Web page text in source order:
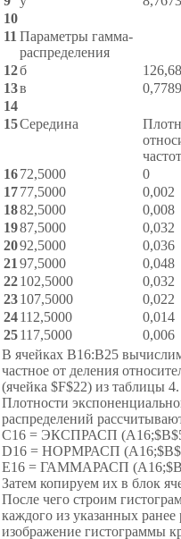
10
11 Параметры гамма-
распределения
12б
13в
0,7789
14
15Середина
частот
1672,5000 0
1777,5000 0,002
1882,5000 0,008
1987,5000 0,032
2092,5000 0,036
21 97,5000 0,048
22102,5000 0,032
23107,5000 0,022
24112,5000 0,014
25117,5000 0,006
В ячейках В16:В25
частное от деления
(ячейка $F$22) из таблицы 4.
Плотности
распределений
С16 = ЭКСПРАСП
D16 = НОРМРАСП
E16 = ГАММАРАСП
Затем копируем их в блок
После чего строим
каждого из указанных
изображение гистограммы